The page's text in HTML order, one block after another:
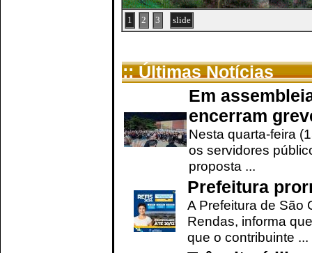
1 2 3 slide
:: Últimas Notícias
Em
encerram
Nesta quarta-feira
os servidores
proposta ...
Prefeitura
A Prefeitura de São
Rendas, informa
que o contribuinte ...